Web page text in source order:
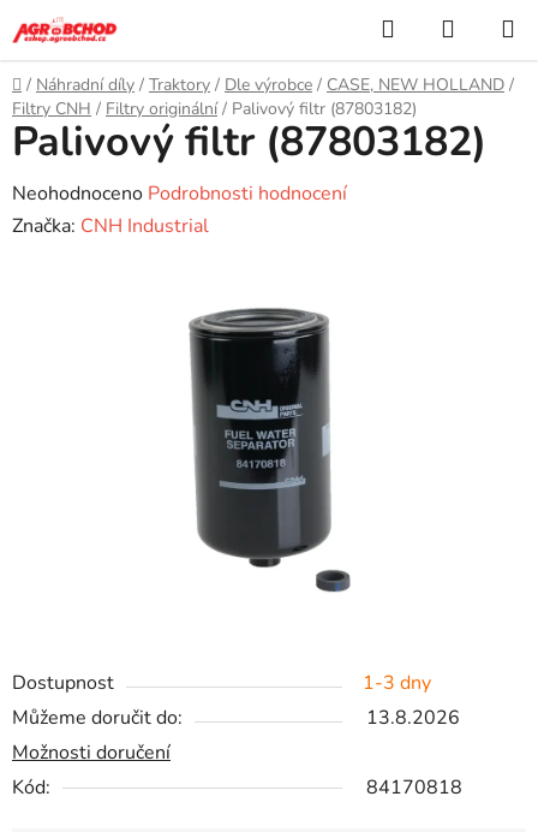
na
obsah
Hledat
KOŠÍK
Domů
/ Náhradní díly / Traktory / Dle výrobce / CASE, NEW HOLLAND /
Filtry CNH / Filtry originální / Palivový filtr (87803182)
Dostupnost
1-3 dny
Můžeme doručit do:
13.8.2026
Možnosti doručení
Kód:
84170818
Palivový filtr (87803182)
Průměrné
hodnocení
Neohodnoceno Podrobnosti hodnocení
Značka: CNH Industrial